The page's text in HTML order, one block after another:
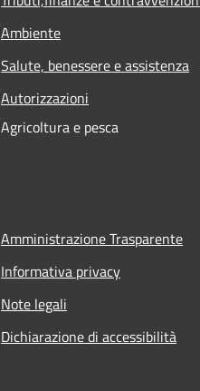
Ambiente
Salute, benessere e assistenza
Autorizzazioni
Agricoltura e pesca
Amministrazione Trasparente
Informativa privacy
Note legali
Dichiarazione di accessibilità